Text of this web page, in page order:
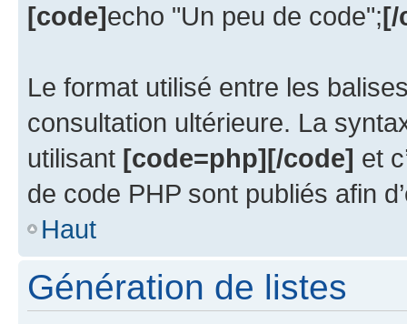
[code]echo "Un peu de code";[/
Le format utilisé entre les
consultation ultérieure. La
utilisant [code=php][/code] et
de code PHP sont publiés afin
Haut
Génération de listes